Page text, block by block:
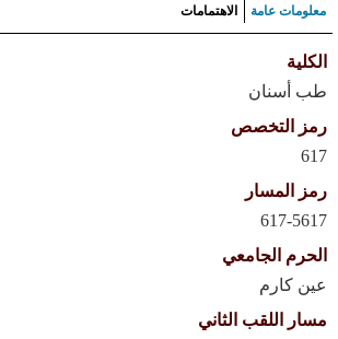
معلومات عامة الاهتمامات
الكلية
طب أسنان
رمز التخصص
617
رمز المسار
617-5617
الحرم الجامعي
عين كارم
مسار اللقب الثاني